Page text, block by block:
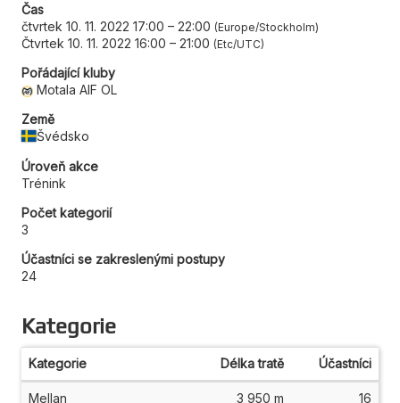
Čas
čtvrtek 10. 11. 2022 17:00 – 22:00 Europe/Stockholm
Čtvrtek 10. 11. 2022 16:00 – 21:00 Etc/UTC
Pořádající kluby
Motala AIF OL
Země
Švédsko
Úroveň akce
Trénink
Počet kategorií
3
Účastníci se zakreslenými postupy
24
Kategorie
Kategorie Délka tratě Účastníci
Mellan 3 950 m 16